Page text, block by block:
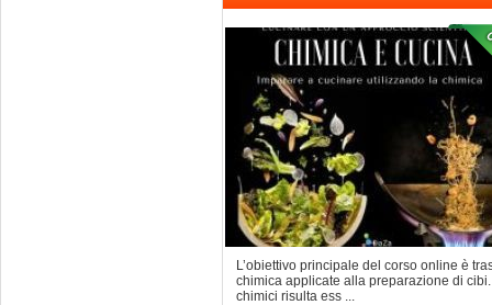
L’obiettivo principale del corso online è
chimica applicate alla preparazione di
chimici risulta ess ...